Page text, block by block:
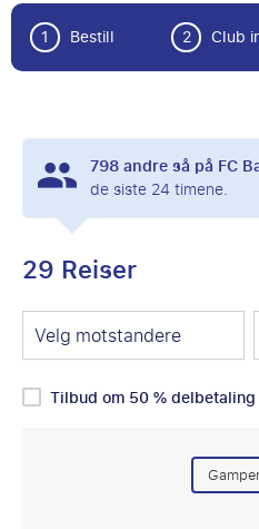
1 Bestill 2 Club
798andre så på FC
de siste 24 timene.
29 Reiser
Velg motstandere
Tilbud om 50 % delbetaling